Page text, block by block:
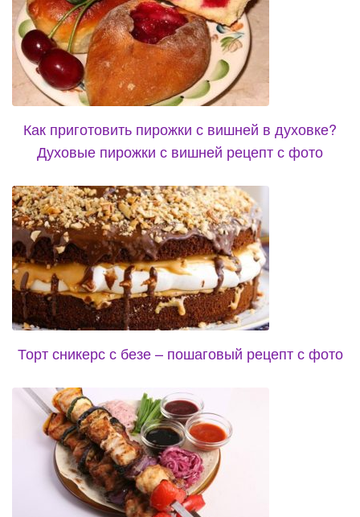
Как приготовить пирожки с вишней в духовке?
Духовые пирожки с вишней рецепт с фото
Торт сникерс с безе – пошаговый рецепт с фото